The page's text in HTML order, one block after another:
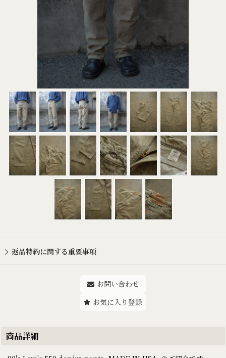
返品特約に関する重要事項
お問い合わせ
お気に入り登録
商品詳細